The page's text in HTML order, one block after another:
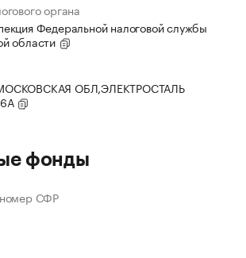
органа
Федеральной налоговой службы
области
ОБЛ,ЭЛЕКТРОСТАЛЬ
фонды
СФР